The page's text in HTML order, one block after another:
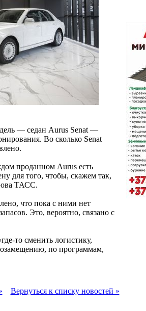
— седан Aurus Senat —
Во сколько Senat
проданном Aurus есть
для того, чтобы, скажем так,
ТАСС.
что пока с ними нет
Это, вероятно, связано с
то сменить логистику,
по программам,
Вернуться к списку новостей »